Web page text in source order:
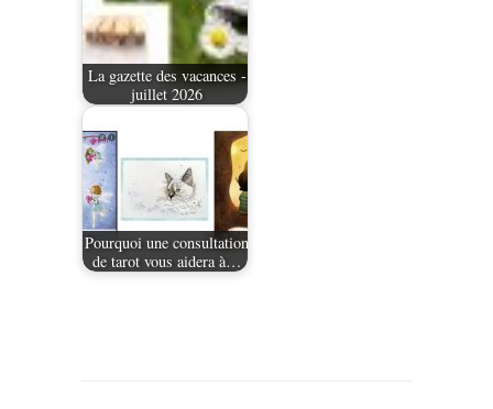
La gazette des vacances -
juillet 2026
Pourquoi une consultation
de tarot vous aidera à…